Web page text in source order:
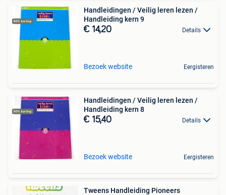
Handleidingen / Veilig leren lezen /
Handleiding kern 9
€ 14,20 Details
Bezoek website Eergisteren
Handleidingen / Veilig leren lezen /
Handleiding kern 8
€ 15,40 Details
Bezoek website Eergisteren
Tweens Handleiding Pioneers